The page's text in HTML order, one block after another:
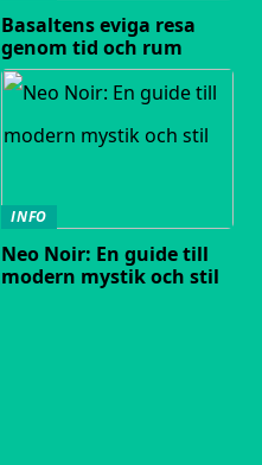
Basaltens eviga resa
genom tid och rum
INFO
Neo Noir: En guide till
modern mystik och stil